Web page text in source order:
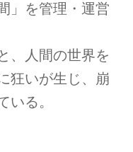
」を管理・運営
、人間の世界を
狂いが生じ、崩
いる。